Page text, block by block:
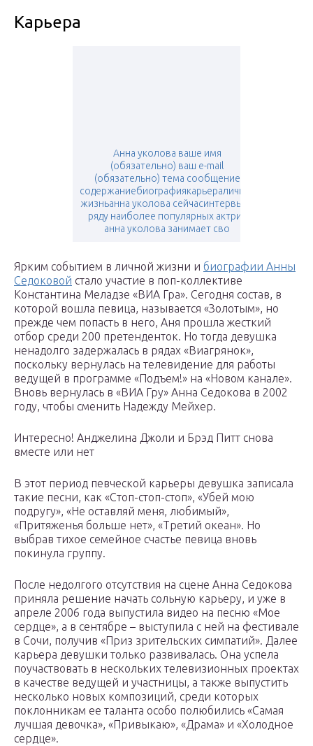
Карьера
Анна уколова ваше имя
(обязательно) ваш e-mail
(обязательно) тема сообщение
содержаниебиографиякарьераличная
жизньанна уколова сейчасинтервьюв
ряду наиболее популярных актрис
анна уколова занимает сво
Ярким событием в личной жизни и биографии Анны
Седоковой стало участие в поп-коллективе
Константина Меладзе «ВИА Гра». Сегодня состав, в
которой вошла певица, называется «Золотым», но
прежде чем попасть в него, Аня прошла жесткий
отбор среди 200 претенденток. Но тогда девушка
ненадолго задержалась в рядах «Виагрянок»,
поскольку вернулась на телевидение для работы
ведущей в программе «Подъем!» на «Новом канале».
Вновь вернулась в «ВИА Гру» Анна Седокова в 2002
году, чтобы сменить Надежду Мейхер.
Интересно! Анджелина Джоли и Брэд Питт снова
вместе или нет
В этот период певческой карьеры девушка записала
такие песни, как «Стоп-стоп-стоп», «Убей мою
подругу», «Не оставляй меня, любимый»,
«Притяженья больше нет», «Третий океан». Но
выбрав тихое семейное счастье певица вновь
покинула группу.
После недолгого отсутствия на сцене Анна Седокова
приняла решение начать сольную карьеру, и уже в
апреле 2006 года выпустила видео на песню «Мое
сердце», а в сентябре – выступила с ней на фестивале
в Сочи, получив «Приз зрительских симпатий». Далее
карьера девушки только развивалась. Она успела
поучаствовать в нескольких телевизионных проектах
в качестве ведущей и участницы, а также выпустить
несколько новых композиций, среди которых
поклонникам ее таланта особо полюбились «Самая
лучшая девочка», «Привыкаю», «Драма» и «Холодное
сердце».